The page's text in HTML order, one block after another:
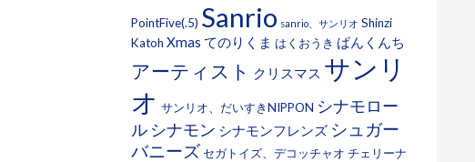
PointFive(.5) Sanrio sanrio、サンリオ Shinzi
Katoh Xmas てのりくま はくおうき ぱんくんち
アーティスト クリスマス サンリ
オ サンリオ、だいすきNIPPON シナモロー
ル シナモン シナモンフレンズ シュガー
バニーズ セガトイズ、デコッチャオ チェリーナ